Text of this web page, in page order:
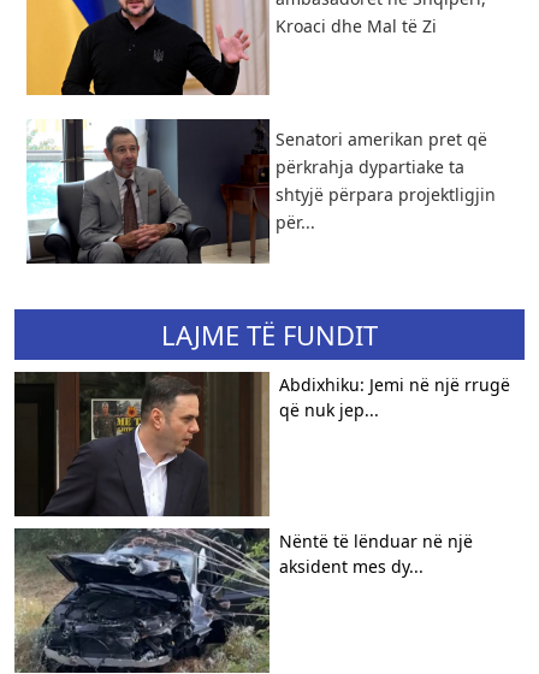
Kroaci dhe Mal të Zi
Senatori amerikan pret që
përkrahja dypartiake ta
shtyjë përpara projektligjin
për...
LAJME TË FUNDIT
Abdixhiku: Jemi në një rrugë
që nuk jep...
Nëntë të lënduar në një
aksident mes dy...